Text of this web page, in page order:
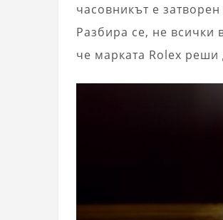
часовникът е
Разбира се, не всички
че марката Rolex реши